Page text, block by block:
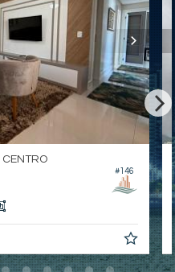
#146
CENTRO